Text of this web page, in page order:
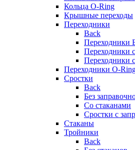
Кольца O-Ring
Крышные переходы
Переходники
Back
Переходники
Переходники
Переходники
Переходники O-
Сростки
Back
Без
Со стаканами
Сростки с
Стаканы
Тройники
Back